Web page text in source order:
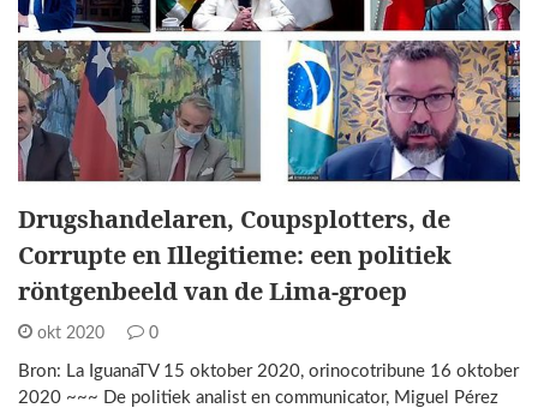
Drugshandelaren, Coupsplotters, de
Corrupte en Illegitieme: een politiek
röntgenbeeld van de Lima-groep
okt 2020 0
Bron: La IguanaTV 15 oktober 2020, orinocotribune 16 oktober
2020 ~~~ De politiek analist en communicator, Miguel Pérez